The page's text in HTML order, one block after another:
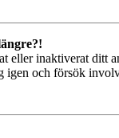
eller inaktiverat ditt
igen och försök